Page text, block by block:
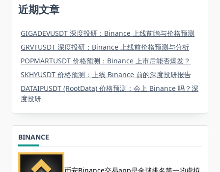
近期文章
GIGADEVUSDT 深度投研：Binance 上线前瞻与价格预测
GRVTUSDT 深度投研：Binance 上线前价格预测与分析
POPMARTUSDT 价格预测：Binance 上市后能否爆发？
SKHYUSDT 价格预测：上线 Binance 前的深度投研报告
DATAIPUSDT (RootData) 价格预测：会上 Binance 吗？深
度投研
BINANCE